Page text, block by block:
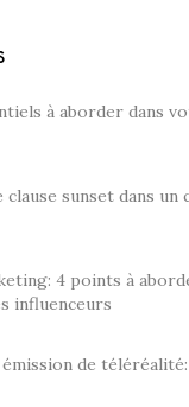
à aborder dans
clause sunset dans
4 points à
influenceurs
de